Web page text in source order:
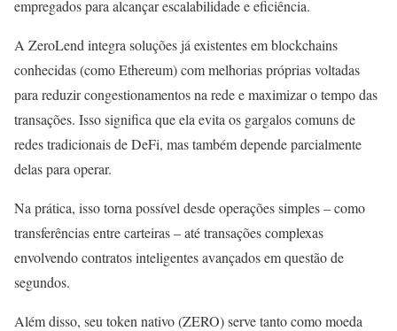
empregados para alcançar escalabilidade e eficiência.
A ZeroLend integra soluções já existentes em blockchains
conhecidas (como Ethereum) com melhorias próprias voltadas
para reduzir congestionamentos na rede e maximizar o tempo das
transações. Isso significa que ela evita os gargalos comuns de
redes tradicionais de DeFi, mas também depende parcialmente
delas para operar.
Na prática, isso torna possível desde operações simples – como
transferências entre carteiras – até transações complexas
envolvendo contratos inteligentes avançados em questão de
segundos.
Além disso, seu token nativo (ZERO) serve tanto como moeda